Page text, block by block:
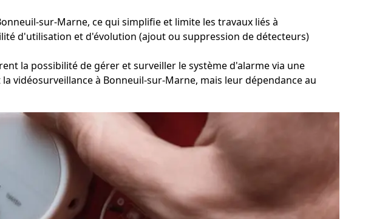
sur-Marne, ce qui simplifie et limite les travaux liés à
d'utilisation et d'évolution (ajout ou suppression de détecteurs)
la possibilité de gérer et surveiller le système d'alarme via une
vidéosurveillance à Bonneuil-sur-Marne, mais leur dépendance au